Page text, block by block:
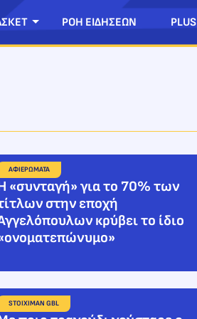
ΡΟΗ ΕΙΔΗΣΕΩΝ PLUS
ΑΦΙΕΡΩΜΑΤΑ
«συνταγή» για το 70% των
στην εποχή
κρύβει το ίδιο
STOIXIMAN GBL